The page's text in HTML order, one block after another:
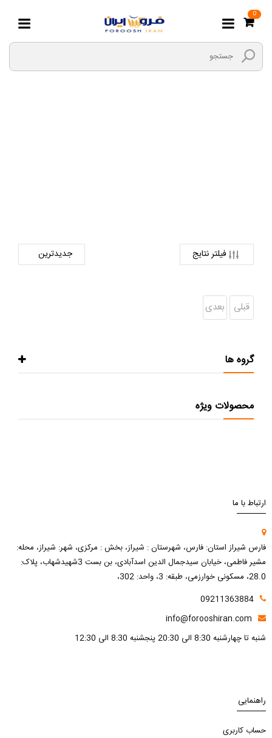
0
فیلتر نتایج
قبلی بعدی
گروه ها
محصولات ویژه
ارتباط با ما
فارس شیراز استان: فارس، شهرستان : شیراز، بخش : مرکزی، شهر: شیراز، محله:
مشیر فاطمی، خیابان سیدجمال الدین اسدآبادی، بن بست 3شهیدشهاب، پلاک:
28.0، مسکونی خوارزمی، طبقه: 3، واحد: 302،
09211363884
info@forooshiran.com
شنبه تا چهارشنبه 8:30 الی 20:30 پنجشنبه 8:30 الی 12:30
راهنمایی
حساب کاربری